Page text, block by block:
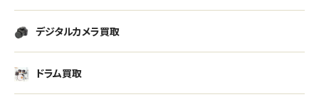
デジタルカメラ買取
ドラム買取